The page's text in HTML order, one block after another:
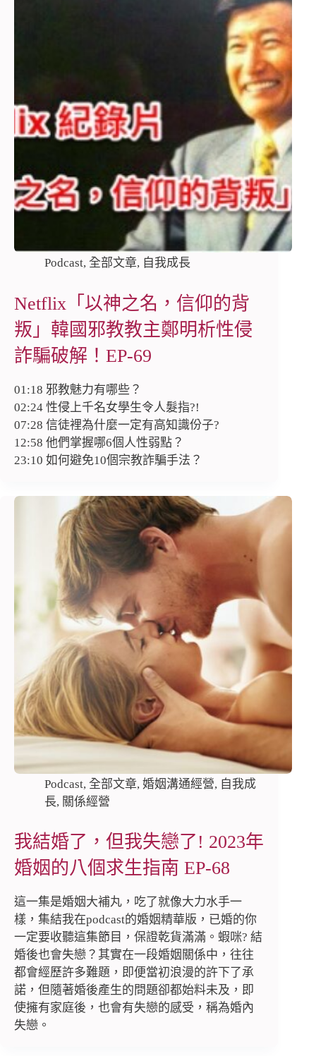
Podcast, 全部文章, 自我成長
Netflix「以神之名，信仰的背
叛」韓國邪教教主鄭明析性侵
詐騙破解！EP-69
01:18 邪教魅力有哪些？
02:24 性侵上千名女學生令人髮指?!
07:28 信徒裡為什麼一定有高知識份子?
12:58 他們掌握哪6個人性弱點？
23:10 如何避免10個宗教詐騙手法？
Podcast, 全部文章, 婚姻溝通經營, 自我成
長, 關係經營
我結婚了，但我失戀了! 2023年
婚姻的八個求生指南 EP-68
這一集是婚姻大補丸，吃了就像大力水手一
樣，集結我在podcast的婚姻精華版，已婚的你
一定要收聽這集節目，保證乾貨滿滿。蝦咪? 結
婚後也會失戀？其實在一段婚姻關係中，往往
都會經歷許多難題，即便當初浪漫的許下了承
諾，但隨著婚後產生的問題卻都始料未及，即
使擁有家庭後，也會有失戀的感受，稱為婚內
失戀。